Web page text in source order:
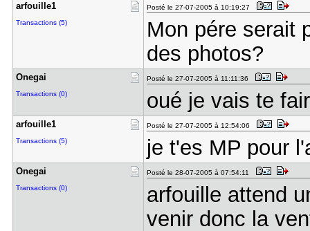
arfouille1
Transactions (5)
Posté le 27-07-2005 à 10:19:27
Mon pére serait
des photos?
Onegai
Transactions (0)
Posté le 27-07-2005 à 11:11:36
oué je vais te
arfouille1
Transactions (5)
Posté le 27-07-2005 à 12:54:06
je t'es MP pour
Onegai
Transactions (0)
Posté le 28-07-2005 à 07:54:11
arfouille attend
venir donc la